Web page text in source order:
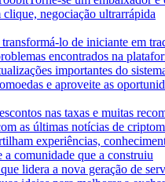
negociação ultrarrápida
lo de iniciante em
encontrados na
importantes do
e aproveite as
nas taxas e muitas
as últimas notícias de
experiências,
a comunidade que a construiu
lidera a nova geração de